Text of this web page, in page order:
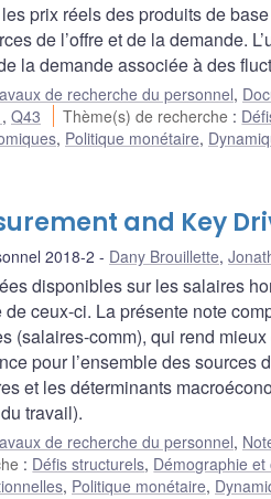
prix réels des produits de
de l’offre et de la demande.
la demande associée à des
de recherche du personnel,
, Q43 Thème(s) de recherche :
, Politique monétaire,
and Key
2018-2 Dany Brouillette,
disponibles sur les salaires
ceux-ci. La présente note
(salaires-comm), qui rend
pour l’ensemble des
et les déterminants
travail).
de recherche du personnel,
: Défis structurels, Démographie
, Politique monétaire,